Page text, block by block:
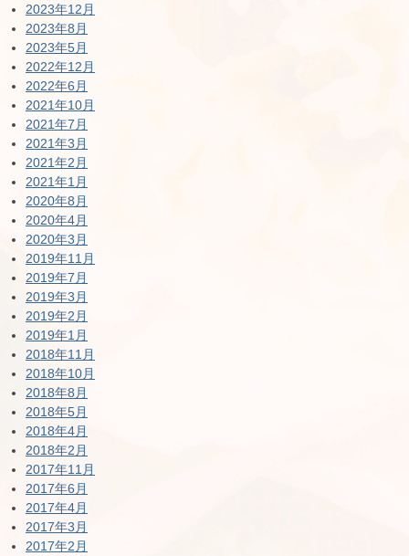
2023年12月
2023年8月
2023年5月
2022年12月
2022年6月
2021年10月
2021年7月
2021年3月
2021年2月
2021年1月
2020年8月
2020年4月
2020年3月
2019年11月
2019年7月
2019年3月
2019年2月
2019年1月
2018年11月
2018年10月
2018年8月
2018年5月
2018年4月
2018年2月
2017年11月
2017年6月
2017年4月
2017年3月
2017年2月